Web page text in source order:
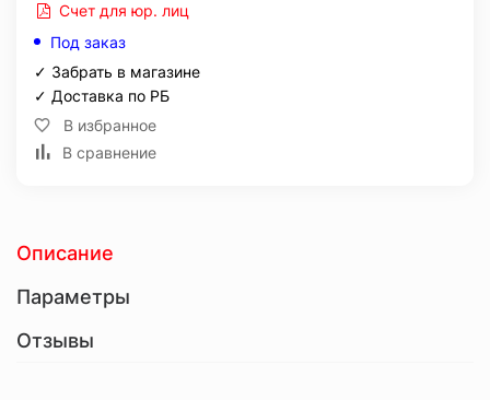
Счет для юр. лиц
Под заказ
✓ Забрать в магазине
✓ Доставка по РБ
В избранное
В сравнение
Описание
Параметры
Отзывы